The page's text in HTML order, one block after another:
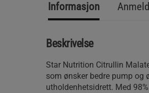
Informasjon
Beskrivelse
Star Nutrition Citrullin
som ønsker bedre pump og
utholdenhetsidrett. Med